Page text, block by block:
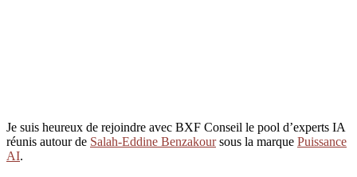
Je suis heureux de rejoindre avec BXF Conseil le pool d’experts IA
réunis autour de Salah-Eddine Benzakoursous la marque Puissance
AI.